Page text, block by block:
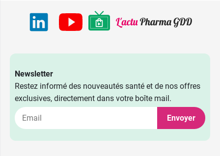
Newsletter
Restez informé des nouveautés santé et de nos offres
exclusives, directement dans votre boîte mail.
Envoyer